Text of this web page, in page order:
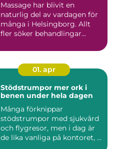
Massage har blivit en
naturlig del av vardagen för
många i Helsingborg. Allt
fler söker behandlingar...
01. apr
Stödstrumpor mer ork i
benen under hela dagen
Många förknippar
stödstrumpor med sjukvård
och flygresor, men i dag är
de lika vanliga på kontoret, ...